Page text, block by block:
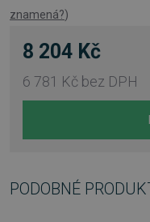
znamená?)
8 204 Kč
6 781 Kč bez DPH
PODOBNÉ